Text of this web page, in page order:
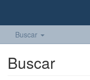
Buscar
Buscar